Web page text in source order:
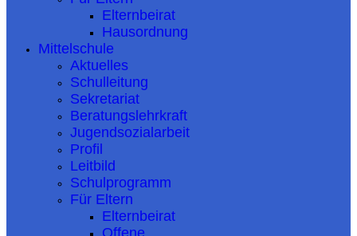
Elternbeirat
Hausordnung
Mittelschule
Aktuelles
Schulleitung
Sekretariat
Beratungslehrkraft
Jugendsozialarbeit
Profil
Leitbild
Schulprogramm
Für Eltern
Elternbeirat
Offene